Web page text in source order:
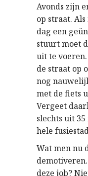
Avonds zijn
op straat.
dag een
stuurt moet
uit te
de straat op
nog
met de fiets
Vergeet
slechts uit
hele
Wat men nu
deze job?